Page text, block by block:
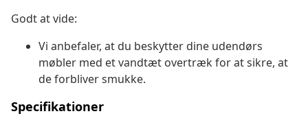
Godt at vide:
Vi anbefaler, at du beskytter dine udendørs
møbler med et vandtæt overtræk for at sikre, at
de forbliver smukke.
Specifikationer